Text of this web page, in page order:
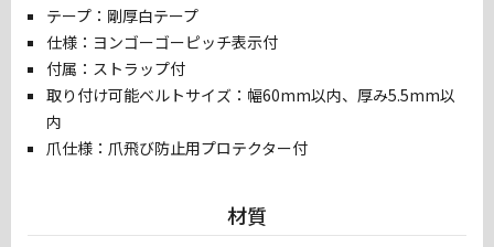
テープ：剛厚白テープ
仕様：ヨンゴーゴーピッチ表示付
付属：ストラップ付
取り付け可能ベルトサイズ：幅60mm以内、厚み5.5mm以
内
爪仕様：爪飛び防止用プロテクター付
材質